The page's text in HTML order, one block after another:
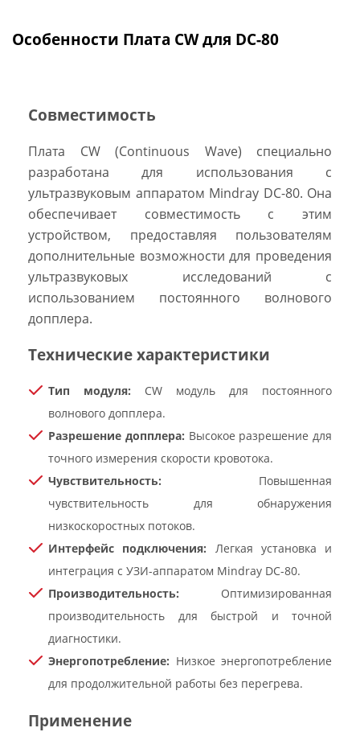
Особенности Плата CW для DC-80
Совместимость
Плата CW (Continuous Wave) специально
разработана для использования с
ультразвуковым аппаратом Mindray DC-80. Она
обеспечивает совместимость с этим
устройством, предоставляя пользователям
дополнительные возможности для проведения
ультразвуковых исследований с
использованием постоянного волнового
допплера.
Технические характеристики
Тип модуля: CW модуль для постоянного
волнового допплера.
Разрешение допплера: Высокое разрешение для
точного измерения скорости кровотока.
Чувствительность: Повышенная
чувствительность для обнаружения
низкоскоростных потоков.
Интерфейс подключения: Легкая установка и
интеграция с УЗИ-аппаратом Mindray DC-80.
Производительность: Оптимизированная
производительность для быстрой и точной
диагностики.
Энергопотребление: Низкое энергопотребление
для продолжительной работы без перегрева.
Применение